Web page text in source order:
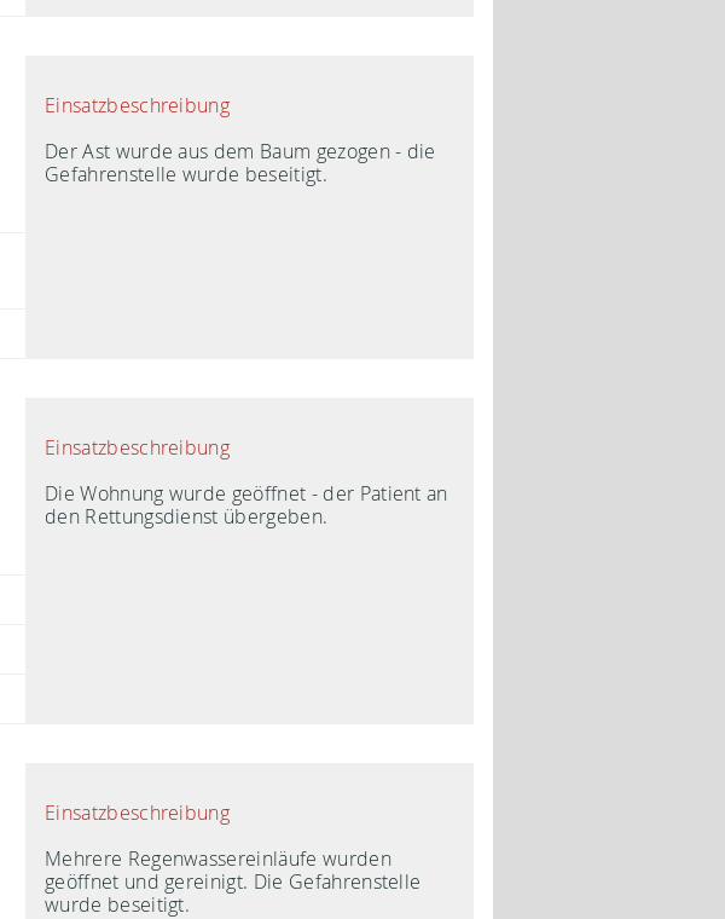
Einsatzbeschreibung
Der Ast wurde aus dem Baum gezogen - die
Gefahrenstelle wurde beseitigt.
Einsatzbeschreibung
Die Wohnung wurde geöffnet - der Patient an
den Rettungsdienst übergeben.
Einsatzbeschreibung
Mehrere Regenwassereinläufe wurden
geöffnet und gereinigt. Die Gefahrenstelle
wurde beseitigt.